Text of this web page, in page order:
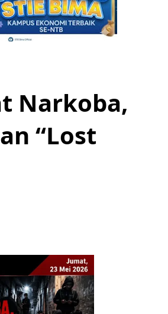
Narkoba,
“Lost